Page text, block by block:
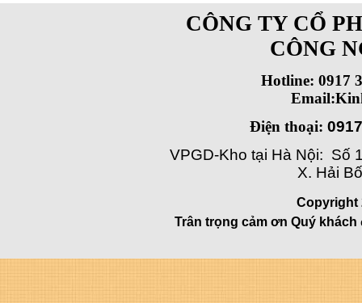
CÔNG TY CỔ
CÔNG
Hotline: 0917
Điện thoại:
VPGD-Kho tại Hà Nội: Số
X. Hải
Copyright
Trân trọng cảm ơn Quý